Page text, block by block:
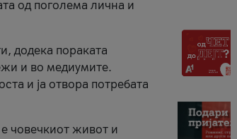
од поголема лична и
додека пораката
и во медиумите.
и ја отвора потребата
е човечкиот живот и